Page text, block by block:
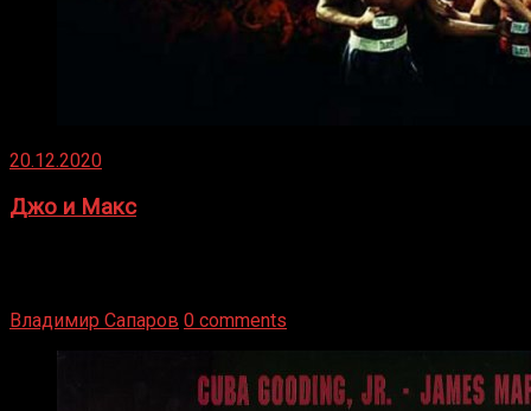
20.12.2020
Джо и Макс
Владимир Сапаров 0 comments